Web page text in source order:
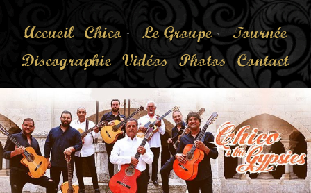
Accueil Chico Le Groupe
Tournée
Discographie Vidéos Photos Contact